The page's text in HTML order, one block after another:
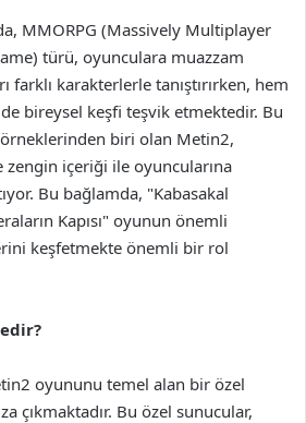
MMORPG (Massively Multiplayer
türü, oyunculara muazzam
farklı karakterlerle tanıştırırken, hem
bireysel keşfi teşvik etmektedir. Bu
biri olan Metin2,
içeriği ile oyuncularına
Bu bağlamda, "Kabasakal
Kapısı" oyunun önemli
keşfetmekte önemli bir rol
oyununu temel alan bir özel
çıkmaktadır. Bu özel sunucular,